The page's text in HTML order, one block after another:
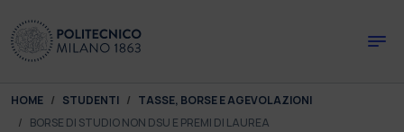
You are here:
HOME STUDENTI
TASSE, BORSE E AGEVOLAZIONI
BORSE DI STUDIO NON DSU E PREMI DI LAUREA